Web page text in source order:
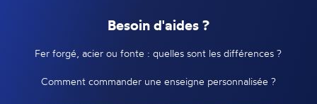
Besoin d'aides ?
Fer forgé, acier ou fonte : quelles sont les différences ?
Comment commander une enseigne personnalisée ?